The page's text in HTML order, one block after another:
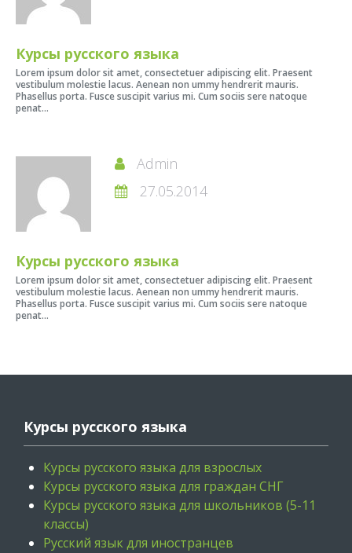
Курсы русского языка
Lorem ipsum dolor sit amet, consectetuer adipiscing elit. Praesent
vestibulum molestie lacus. Aenean non ummy hendrerit mauris.
Phasellus porta. Fusce suscipit varius mi. Cum sociis sere natoque
penat...
Admin
27.05.2014
Курсы русского языка
Lorem ipsum dolor sit amet, consectetuer adipiscing elit. Praesent
vestibulum molestie lacus. Aenean non ummy hendrerit mauris.
Phasellus porta. Fusce suscipit varius mi. Cum sociis sere natoque
penat...
Курсы русского языка
Курсы русского языка для взрослых
Курсы русского языка для граждан СНГ
Курсы русского языка для школьников (5-11
классы)
Русский язык для иностранцев